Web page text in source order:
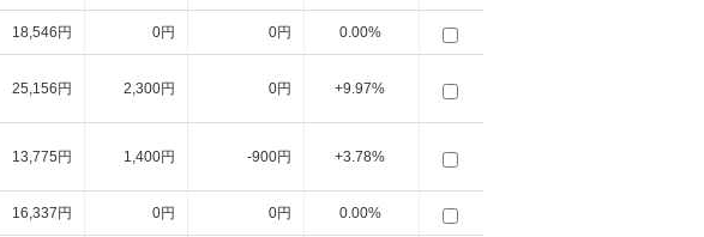
18,546円 0円 0円 0.00%
25,156円 2,300円 0円 +9.97%
13,775円 1,400円 -900円 +3.78%
16,337円 0円 0円 0.00%